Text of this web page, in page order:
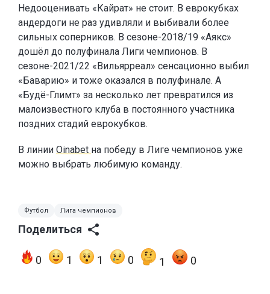
Недооценивать «Кайрат» не стоит. В еврокубках
андердоги не раз удивляли и выбивали более
сильных соперников. В сезоне-2018/19 «Аякс»
дошёл до полуфинала Лиги чемпионов. В
сезоне-2021/22 «Вильярреал» сенсационно выбил
«Баварию» и тоже оказался в полуфинале. А
«Будё-Глимт» за несколько лет превратился из
малоизвестного клуба в постоянного участника
поздних стадий еврокубков.
В линии Oinabet на победу в Лиге чемпионов уже
можно выбрать любимую команду.
Футбол Лига чемпионов
Поделиться
0 1 1 0 1 0